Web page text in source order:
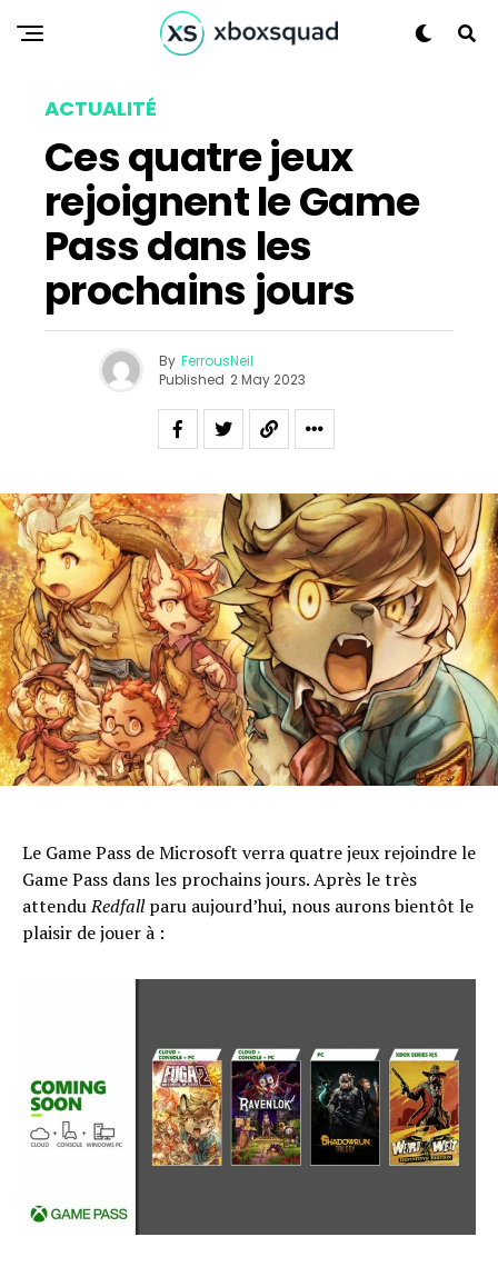
ACTUALITÉ
Ces quatre jeux
rejoignent le Game
Pass dans les
prochains jours
By FerrousNeil
Published 2 May 2023
Le Game Pass de Microsoft verra quatre jeux rejoindre le
Game Pass dans les prochains jours. Après le très
attenduRedfallparu aujourd’hui, nous aurons bientôt le
plaisir de jouer à :
Reddit
Pinterest
Email